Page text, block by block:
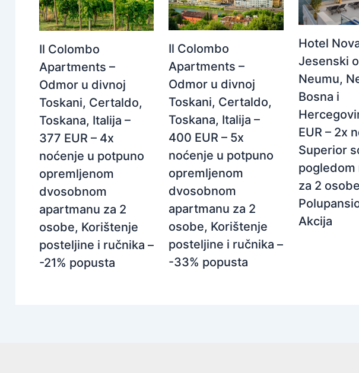
Il Colombo
Apartments –
Odmor u divnoj
Toskani, Certaldo,
Toskana, Italija –
377 EUR – 4x
noćenje u potpuno
opremljenom
dvosobnom
apartmanu za 2
osobe, Korištenje
posteljine i ručnika –
-21% popusta
Il Colombo
Apartments –
Odmor u divnoj
Toskani, Certaldo,
Toskana, Italija –
400 EUR – 5x
noćenje u potpuno
opremljenom
dvosobnom
apartmanu za 2
osobe, Korištenje
posteljine i ručnika –
-33% popusta
Hotel
Jesenski
Neumu,
Bosna i
EUR – 2x
Superior
pogledom
za 2
Akcija